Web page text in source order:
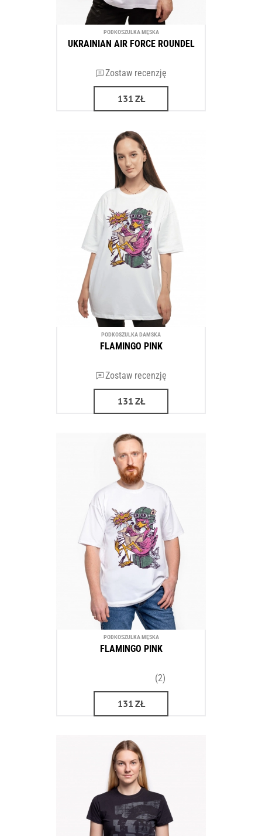
PODKOSZULKA MĘSKA
UKRAINIAN AIR FORCE ROUNDEL
Zostaw recenzję
131 ZŁ
PODKOSZULKA DAMSKA
FLAMINGO PINK
Zostaw recenzję
131 ZŁ
PODKOSZULKA MĘSKA
FLAMINGO PINK
(2)
131 ZŁ